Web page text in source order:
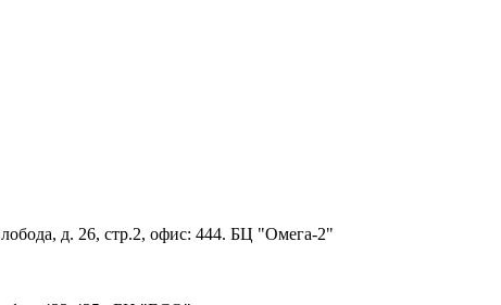
д. 26, стр.2, офис: 444. БЦ "Омега-2"